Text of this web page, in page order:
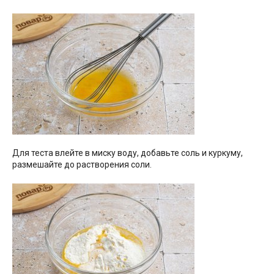
Для теста влейте в миску воду, добавьте соль и куркуму,
размешайте до растворения соли.